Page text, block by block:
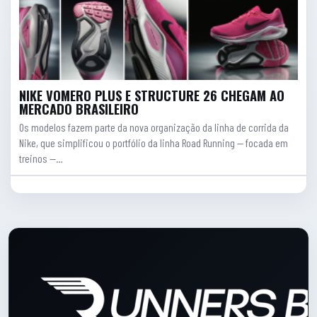
NIKE VOMERO PLUS E STRUCTURE 26 CHEGAM AO
MERCADO BRASILEIRO
Os modelos fazem parte da nova organização da linha de corrida da
Nike, que simplificou o portfólio da linha Road Running — focada em
treinos —…
Rodape do site